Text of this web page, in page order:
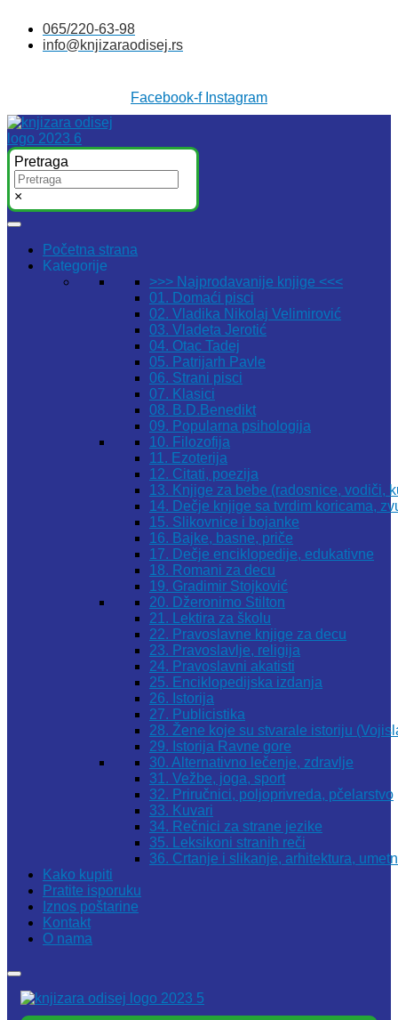
sadržaj
065/220-63-98
info@knjizaraodisej.rs
Facebook-f Instagram
Pretraga
×
Početna strana
Kategorije
>>> Najprodavanije knjige <<<
01. Domaći pisci
02. Vladika Nikolaj Velimirović
03. Vladeta Jerotić
04. Otac Tadej
05. Patrijarh Pavle
06. Strani pisci
07. Klasici
08. B.D.Benedikt
09. Popularna psihologija
10. Filozofija
11. Ezoterija
12. Citati, poezija
13. Knjige za bebe (radosnice, vodiči,
14. Dečje knjige sa tvrdim koricama,
15. Slikovnice i bojanke
16. Bajke, basne, priče
17. Dečje enciklopedije, edukativne
18. Romani za decu
19. Gradimir Stojković
20. Džeronimo Stilton
21. Lektira za školu
22. Pravoslavne knjige za decu
23. Pravoslavlje, religija
24. Pravoslavni akatisti
25. Enciklopedijska izdanja
26. Istorija
27. Publicistika
28. Žene koje su stvarale istoriju
29. Istorija Ravne gore
30. Alternativno lečenje, zdravlje
31. Vežbe, joga, sport
32. Priručnici, poljoprivreda, pčelarstvo
33. Kuvari
34. Rečnici za strane jezike
35. Leksikoni stranih reči
36. Crtanje i slikanje, arhitektura,
Kako kupiti
Pratite isporuku
Iznos poštarine
Kontakt
O nama